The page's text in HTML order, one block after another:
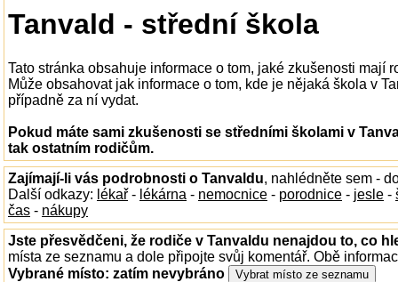
Tanvald - střední škola
Tato stránka obsahuje informace o tom, jaké zkušenosti mají
Může obsahovat jak informace o tom, kde je nějaká škola v
případně za ní vydat.
Pokud máte sami zkušenosti se středními školami v
tak ostatním rodičům.
Zajímají-li vás podrobnosti o Tanvaldu, nahlédněte sem -
Další odkazy: lékař - lékárna - nemocnice - porodnice - jesle -
čas - nákupy
Jste přesvědčeni, že rodiče v Tanvaldu nenajdou to, co
místa ze seznamu a dole připojte svůj komentář. Obě
Vybrané místo: zatím nevybráno